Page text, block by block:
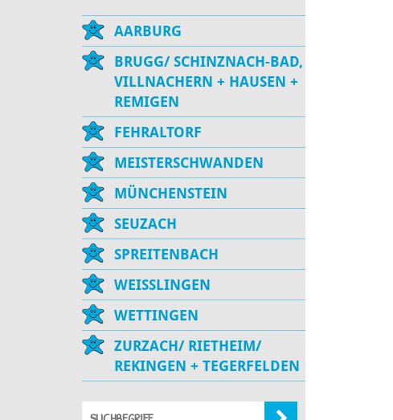
AARBURG
BRUGG/ SCHINZNACH-BAD,
VILLNACHERN + HAUSEN +
REMIGEN
FEHRALTORF
MEISTERSCHWANDEN
MÜNCHENSTEIN
SEUZACH
SPREITENBACH
WEISSLINGEN
WETTINGEN
ZURZACH/ RIETHEIM/
REKINGEN + TEGERFELDEN